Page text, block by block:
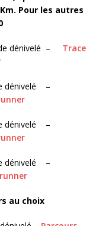
Pour les autres
de dénivelé – Trace
dénivelé –
dénivelé –
dénivelé –
au choix